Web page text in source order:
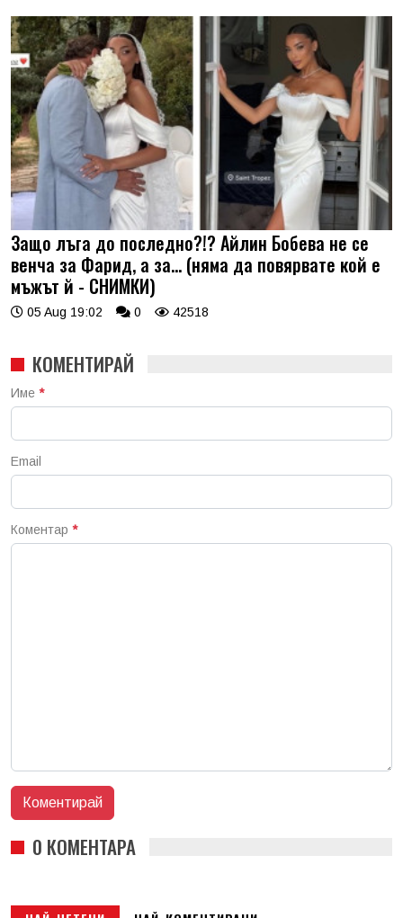
Защо лъга до последно?!? Айлин Бобева не се
венча за Фарид, а за... (няма да повярвате кой е
мъжът й - СНИМКИ)
05 Aug 19:02 0 42518
КОМЕНТИРАЙ
Име *
Email
Коментар *
0 КОМЕНТАРА